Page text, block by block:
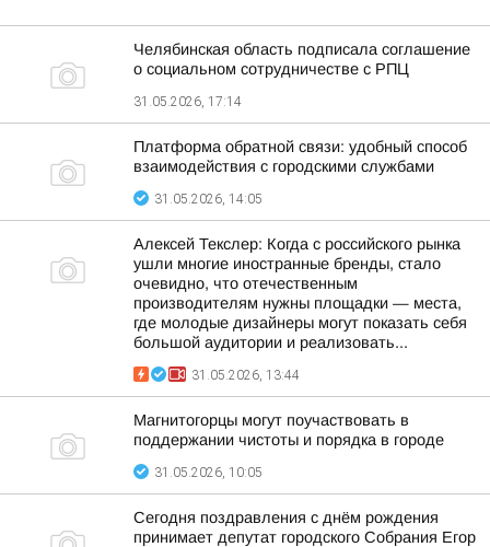
Челябинская область подписала соглашение
о социальном сотрудничестве с РПЦ
31.05.2026, 17:14
Платформа обратной связи: удобный способ
взаимодействия с городскими службами
31.05.2026, 14:05
Алексей Текслер: Когда с российского рынка
ушли многие иностранные бренды, стало
очевидно, что отечественным
производителям нужны площадки — места,
где молодые дизайнеры могут показать себя
большой аудитории и реализовать...
31.05.2026, 13:44
Магнитогорцы могут поучаствовать в
поддержании чистоты и порядка в городе
31.05.2026, 10:05
Сегодня поздравления с днём рождения
принимает депутат городского Собрания Егор